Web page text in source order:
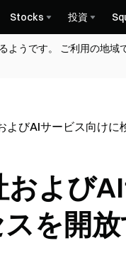
Stocks 投資
ようです。 ご利用の地
よびAIサービス向け
および
を開